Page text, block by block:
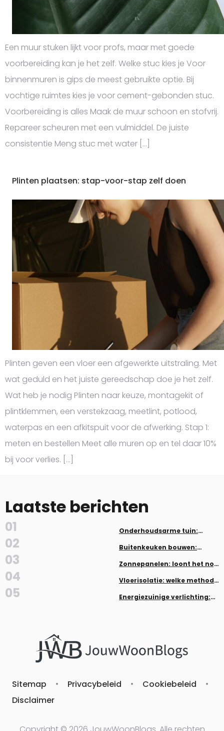
Een muur stuken lijkt voor profs, maar met goede
voorbereiding kan je het zelf. Welke stuc kies je Voor
binnenmuren is gips de meest gebruikte optie. Bij
vochtige ruimtes kies je voor cement-gebonden stuc.
Voorbereiding is alles Maak de muur schoon en stofvrij.
Repareer scheuren met een vulmiddel. De juiste
consistentie Meng stuc met water […]
Plinten plaatsen: stap-voor-stap zelf doen
Plinten geven een vloer een afgewerkte uitstraling. Met
wat geduld en het juiste gereedschap doe je het zelf.
Wat heb je nodig Plinten naar keuze, montagekit of
plintklemmen, een verstekzaag, meetlint, potlood,
waterpas en een afkitspuit voor de afwerking. Stap 1:
meten en bestellen Meet alle muren op en tel daar 10%
bij voor verlies. […]
Laatste berichten
01
Onderhoudsarme tuin:
werk
02
Buitenkeuken bouwen:
03
Zonnepanelen: loont het nog
04
Vloerisolatie: welke methode
05
Energiezuinige verlichting:
Sitemap • Privacybeleid • Cookiebeleid
•
Disclaimer